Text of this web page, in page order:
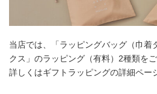
当店では、「ラッピングバッグ（巾着
クス」のラッピング（有料）2種類を
詳しくはギフトラッピングの詳細ペー